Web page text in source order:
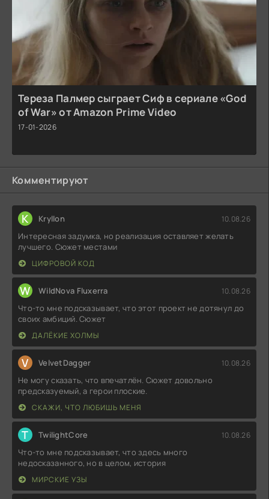
Тереза Палмер сыграет Сиф в сериале «God
of War» от Amazon Prime Video
17-01-2026
Комментируют
K Kryllon 10.08.26
Интересная задумка, но реализация оставляет желать
лучшего. Сюжет местами
ЦИФРОВОЙ КОД
W WildNova Fluxerra 10.08.26
Что-то мне подсказывает, что этот проект не дотянул до
своих амбиций. Сюжет
ДАЛЁКИЕ ХОЛМЫ
V VelvetDagger 10.08.26
Не могу сказать, что впечатлён. Сюжет довольно
предсказуемый, а герои плоские.
СКАЖИ, ЧТО ЛЮБИШЬ МЕНЯ
T TwilightCore 10.08.26
Что-то мне подсказывает, что здесь много
недосказанного, но в целом, история
МИРСКИЕ УЗЫ